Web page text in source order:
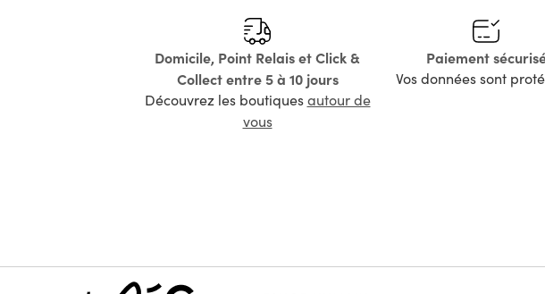
Domicile, Point Relais et Click &
Collect entre 5 à 10 jours
Découvrez les boutiquesautour de
vous
Paiement
Vos données sont